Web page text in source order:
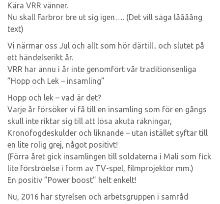
Kära VRR vänner.
Nu skall Farbror bre ut sig igen…. (Det vill säga låååång
text)
Vi närmar oss Jul och allt som hör därtill.. och slutet på
ett händelserikt år.
VRR har ännu i år inte genomfört vår traditionsenliga
”Hopp och Lek – insamling”
Hopp och lek – vad är det?
Varje år försöker vi få till en insamling som för en gångs
skull inte riktar sig till att lösa akuta räkningar,
Kronofogdeskulder och liknande – utan istället syftar till
en lite rolig grej, något positivt!
(Förra året gick insamlingen till soldaterna i Mali som fick
lite förströelse i form av TV-spel, filmprojektor mm.)
En positiv ”Power boost” helt enkelt!
Nu, 2016 har styrelsen och arbetsgruppen i samråd